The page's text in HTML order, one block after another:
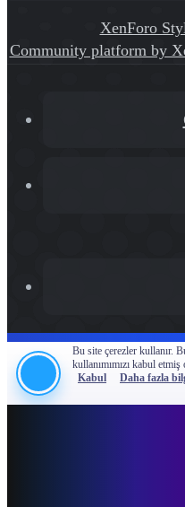
XenForo
Community platform by
Bu site çerezler kullanır.
kullanımımızı kabul etmiş
Kabul
Daha fazla